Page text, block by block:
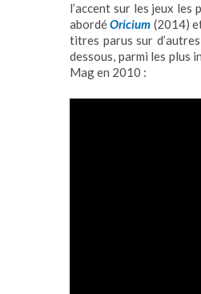
l’accent sur les jeux les
abordéOricium (2014)
titres parus sur
dessous, parmi les plus
Mag en 2010 :